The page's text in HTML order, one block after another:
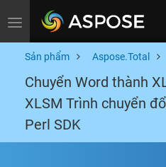
Toggle navigation
Sản phẩm Aspose.Total
Chuyển Word thành
XLSM Trình chuyển
Perl SDK